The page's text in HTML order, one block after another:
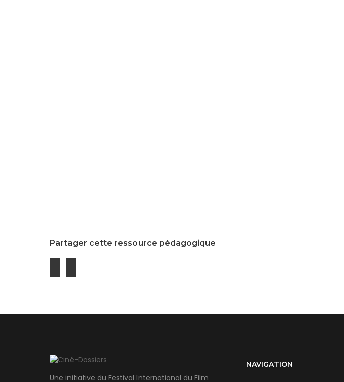
Partager cette ressource pédagogique
Une initiative du Festival International du Film
NAVIGATION